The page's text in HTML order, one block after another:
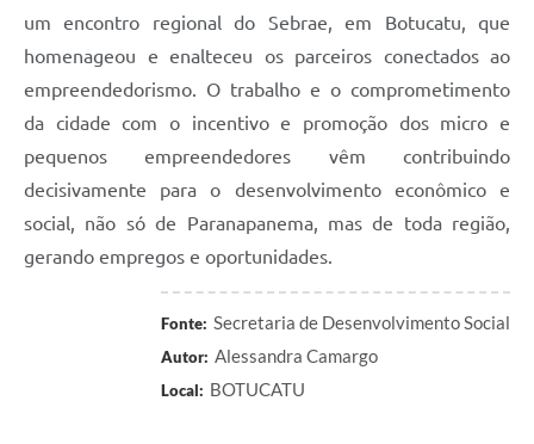
um encontro regional do Sebrae, em Botucatu, que
homenageou e enalteceu os parceiros conectados ao
empreendedorismo. O trabalho e o comprometimento
da cidade com o incentivo e promoção dos micro e
pequenos empreendedores vêm contribuindo
decisivamente para o desenvolvimento econômico e
social, não só de Paranapanema, mas de toda região,
gerando empregos e oportunidades.
Fonte: Secretaria de Desenvolvimento Social
Autor: Alessandra Camargo
Local: BOTUCATU